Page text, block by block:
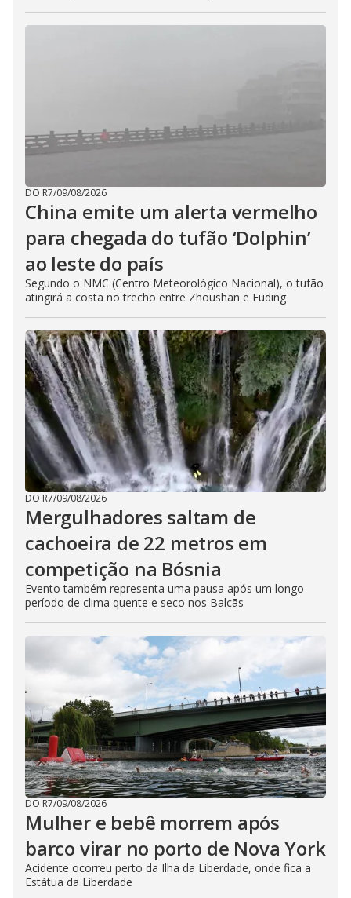
DO R7/09/08/2026
China emite um alerta vermelho
para chegada do tufão ‘Dolphin’
ao leste do país
Segundo o NMC (Centro Meteorológico Nacional), o tufão
atingirá a costa no trecho entre Zhoushan e Fuding
DO R7/09/08/2026
Mergulhadores ​​saltam de
cachoeira de 22 metros em
competição na Bósnia
Evento também representa uma pausa após um longo
período de clima quente e seco nos Balcãs
DO R7/09/08/2026
Mulher e bebê morrem após
barco virar no porto de Nova York
Acidente ocorreu perto da Ilha da Liberdade, onde fica a
Estátua da Liberdade